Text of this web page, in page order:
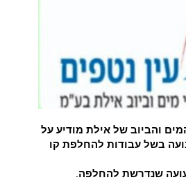
והביוב של אילת מודיע על
בשל עבודות להחלפת קו
שנדרשת להחלפה.